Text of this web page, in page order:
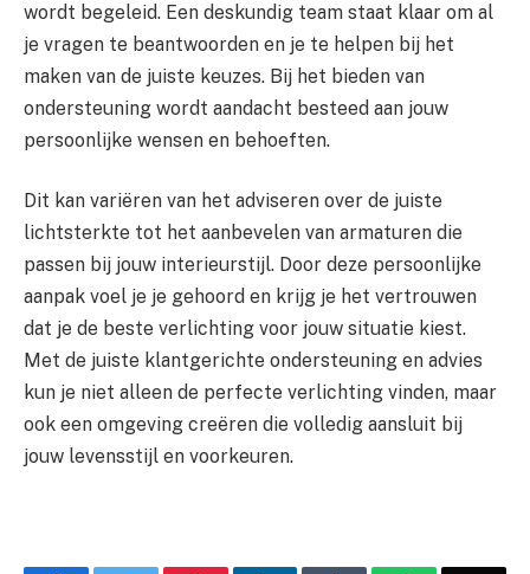
wordt begeleid. Een deskundig team staat klaar om al
je vragen te beantwoorden en je te helpen bij het
maken van de juiste keuzes. Bij het bieden van
ondersteuning wordt aandacht besteed aan jouw
persoonlijke wensen en behoeften.
Dit kan variëren van het adviseren over de juiste
lichtsterkte tot het aanbevelen van armaturen die
passen bij jouw interieurstijl. Door deze persoonlijke
aanpak voel je je gehoord en krijg je het vertrouwen
dat je de beste verlichting voor jouw situatie kiest.
Met de juiste klantgerichte ondersteuning en advies
kun je niet alleen de perfecte verlichting vinden, maar
ook een omgeving creëren die volledig aansluit bij
jouw levensstijl en voorkeuren.